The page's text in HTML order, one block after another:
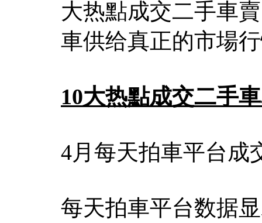
大热點成交二手車
車供给真正的市場
10大热點成交二手
4月每天拍車平台成
每天拍車平台数据